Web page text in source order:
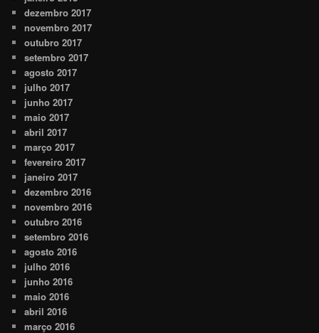
dezembro 2017
novembro 2017
outubro 2017
setembro 2017
agosto 2017
julho 2017
junho 2017
maio 2017
abril 2017
março 2017
fevereiro 2017
janeiro 2017
dezembro 2016
novembro 2016
outubro 2016
setembro 2016
agosto 2016
julho 2016
junho 2016
maio 2016
abril 2016
março 2016